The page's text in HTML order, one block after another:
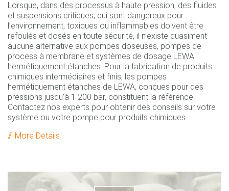
Lorsque, dans des processus à haute pression, des fluides
et suspensions critiques, qui sont dangereux pour
l’environnement, toxiques ou inflammables doivent être
refoulés et dosés en toute sécurité, il n’existe quasiment
aucune alternative aux pompes doseuses, pompes de
process à membrane et systèmes de dosage LEWA
hermétiquement étanches. Pour la fabrication de produits
chimiques intermédiaires et finis, les pompes
hermétiquement étanches de LEWA, conçues pour des
pressions jusqu’à 1 200 bar, constituent la référence.
Contactez nos experts pour obtenir des conseils sur votre
système ou votre pompe pour produits chimiques.
More Details